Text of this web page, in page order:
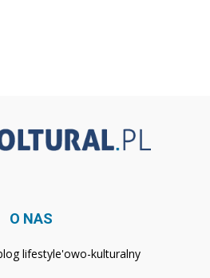
O NAS
lifestyle'owo-kulturalny